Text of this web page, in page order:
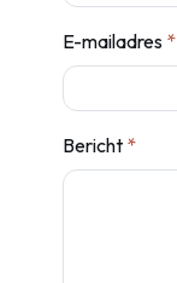
E-mailadres *
Bericht *